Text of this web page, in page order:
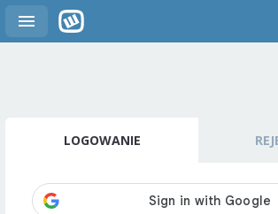
LOGOWANIE